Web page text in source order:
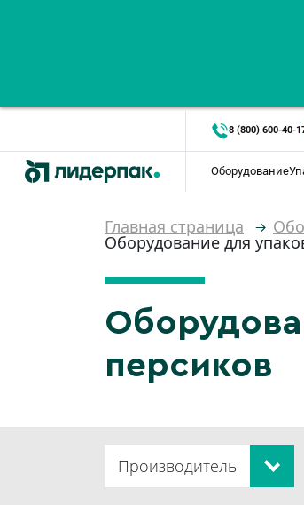
8 (800) 600-40-
Оборудование
Главная страница
Оборудование для
персиков
Производитель